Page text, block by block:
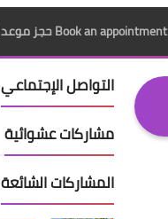
Book an appointment حجز موعد إستشارة
التواصل الإجتماعي
مشاركات عشوائية
المشاركات الشائعة